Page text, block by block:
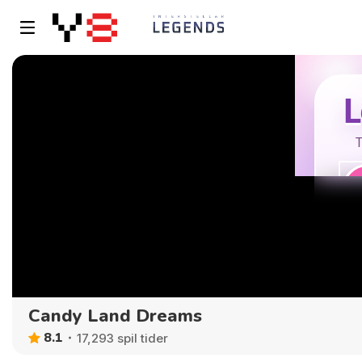
Candy Land Dreams
8.1 17,293 spil tider